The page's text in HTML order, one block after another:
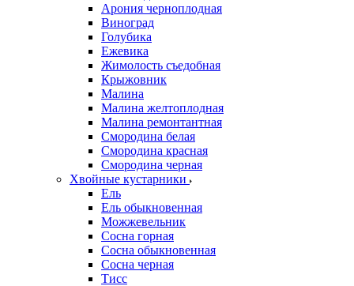
Арония черноплодная
Виноград
Голубика
Ежевика
Жимолость съедобная
Крыжовник
Малина
Малина желтоплодная
Малина ремонтантная
Смородина белая
Смородина красная
Смородина черная
Хвойные кустарники
Ель
Ель обыкновенная
Можжевельник
Сосна горная
Сосна обыкновенная
Сосна черная
Тисс